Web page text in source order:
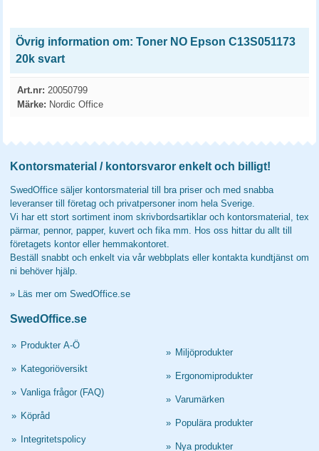
Övrig information om: Toner NO Epson C13S051173
20k svart
Art.nr: 20050799
Märke: Nordic Office
Kontorsmaterial / kontorsvaror enkelt och billigt!
SwedOffice säljer kontorsmaterial till bra priser och med snabba
leveranser till företag och privatpersoner inom hela Sverige.
Vi har ett stort sortiment inom skrivbordsartiklar och kontorsmaterial, tex
pärmar, pennor, papper, kuvert och fika mm. Hos oss hittar du allt till
företagets kontor eller hemmakontoret.
Beställ snabbt och enkelt via vår webbplats eller kontakta kundtjänst om
ni behöver hjälp.
» Läs mer om SwedOffice.se
SwedOffice.se
» Produkter A-Ö
» Kategoriöversikt
» Vanliga frågor (FAQ)
» Köpråd
» Integritetspolicy
» Miljöprodukter
» Ergonomiprodukter
» Varumärken
» Populära produkter
» Nya produkter